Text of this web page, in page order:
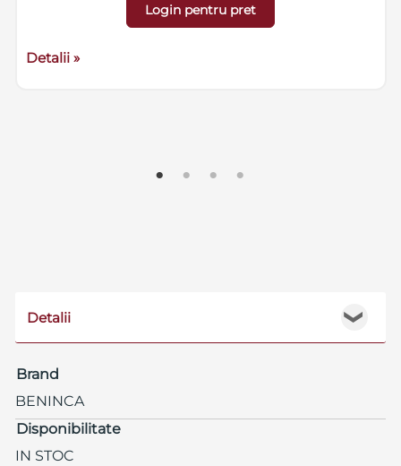
Pentru bratul barierei (comandat si livrat separat) se
percepe o taxa de transport special de 300 RON +
TVA, iar pentru corpul barierei o taxa de transport
de 95 RON + TVA, cu exceptia cazului in care
Login pentru pret
Detalii »
❯
Detalii
Brand
BENINCA
Disponibilitate
IN STOC